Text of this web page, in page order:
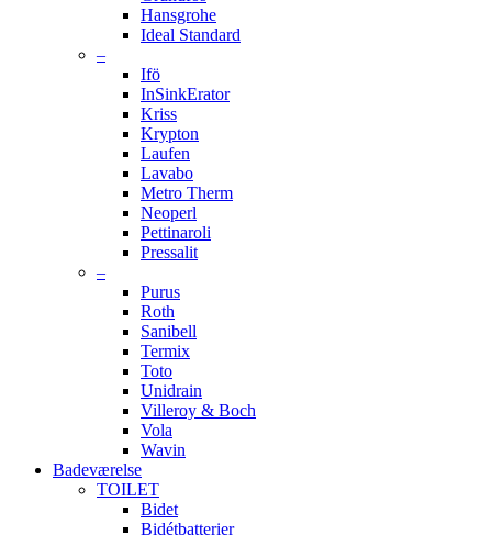
Hansgrohe
Ideal Standard
–
Ifö
InSinkErator
Kriss
Krypton
Laufen
Lavabo
Metro Therm
Neoperl
Pettinaroli
Pressalit
–
Purus
Roth
Sanibell
Termix
Toto
Unidrain
Villeroy & Boch
Vola
Wavin
Badeværelse
TOILET
Bidet
Bidétbatterier